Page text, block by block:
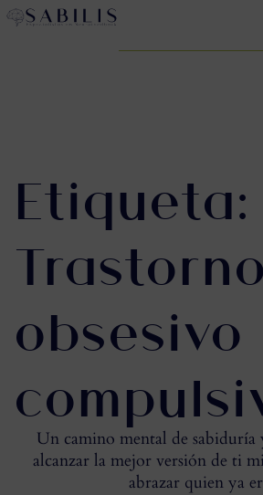
Etiqueta:
Trastorno
obsesivo
Un camino mental de sabiduría
alcanzar la mejor versión de ti
abrazar quien ya